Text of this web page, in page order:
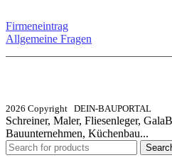
Firmeneintrag
Allgemeine Fragen
2026 Copyright DEIN-BAUPORTAL
Schreiner, Maler, Fliesenleger,
Bauunternehmen, Küchenbau...